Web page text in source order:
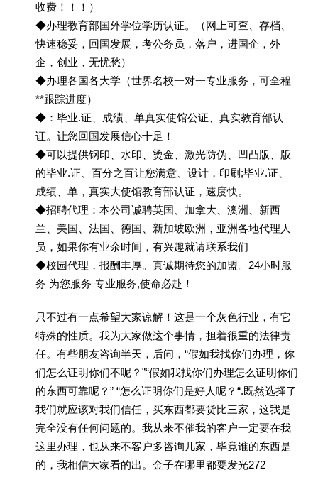
收费！！！）
◆办理教育部国外学位学历认证。（网上可查、存档、
快速稳妥，回国发展，考公务员，落户，进国企，外
企，创业，无忧愁）
◆办理各国各大学（世界名校一对一专业服务，可全程
**跟踪进度）
◆：毕业.证、成绩、单真实使馆公证、真实教育部认
证。让您回国发展信心十足！
◆可以提供钢印、水印、烫金、激光防伪、凹凸版、版
的毕业.证、百分之百让您满意、设计，印刷;毕业.证、
成绩、单，真实大使馆教育部认证，速度快。
◆招聘代理：本公司诚聘英国、加拿大、澳洲、新西
兰、美国、法国、德国、新加坡欧洲，亚洲各地代理人
员，如果你有业余时间，有兴趣就请联系我们
◆校园代理，报酬丰厚。真诚期待您的加盟。24小时服
务 为您服务 专业服务,使命必赴！
只不过有一点希望大家谅解！这是一个灰色行业，有它
特殊的性质。我为大家做这个事情，担着很重的法律责
任。有些朋友咨询半天，后问，“假如我找你们办理，你
们怎么证明你们不呢？”“假如我找你们办理怎么证明你们
的东西可靠呢？” “怎么证明你们是好人呢？“.既然选择了
我们就应该对我们信任，买东西都要货比三家，这我是
完全没有任何问题的。我从来不催我的客户一定要在我
这里办理，也从来不客户多咨询几家，毕竟谁的东西是
的，我相信大家看的出。金子在哪里都要发光272